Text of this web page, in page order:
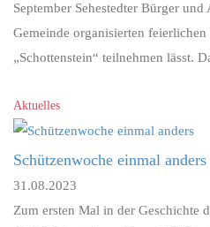
September Sehestedter Bürger
Gemeinde organisierten feierlichen
„Schottenstein“ teilnehmen lässt.
Aktuelles
Schützenwoche einmal anders
31.08.2023
Zum ersten Mal in der Geschichte